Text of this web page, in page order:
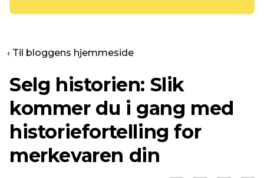
‹ Til bloggens hjemmeside
Selg historien: Slik
kommer du i gang med
historiefortelling for
merkevaren din